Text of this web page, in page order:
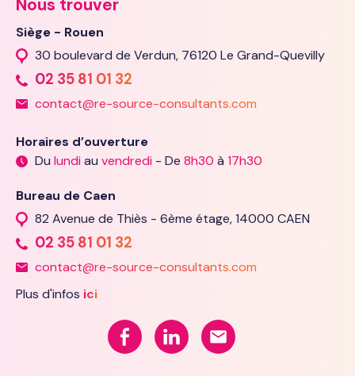
Nous trouver
Siège - Rouen
30 boulevard de Verdun, 76120 Le Grand-Quevilly
02 35 81 01 32
contact@re-source-consultants.com
Horaires d’ouverture
Du lundi au vendredi - De 8h30 à 17h30
Bureau de Caen
82 Avenue de Thiès - 6ème étage, 14000 CAEN
02 35 81 01 32
contact@re-source-consultants.com
Plus d'infos ici